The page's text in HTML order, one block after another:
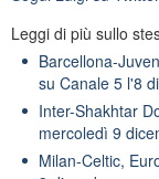
Leggi di più sullo
Barcellona-
su Canale 5 l'8
Inter-Shakhtar
mercoledì 9
Milan-Celtic,